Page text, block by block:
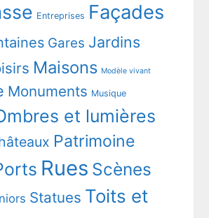
Entreprises Façades
Gares Jardins
Maisons Modèle vivant
Monuments Musique
et lumières
Patrimoine
Rues Scènes
Statues Toits et